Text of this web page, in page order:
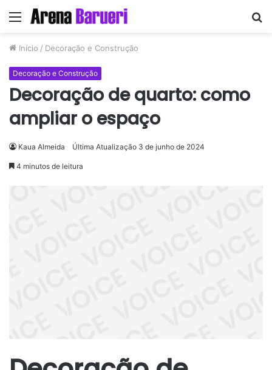
Menu
Início / Decoração e Construção
Decoração e Construção
Decoração de quarto: como
ampliar o espaço
Kaua Almeida Última Atualização 3 de junho de 2024
4 minutos de leitura